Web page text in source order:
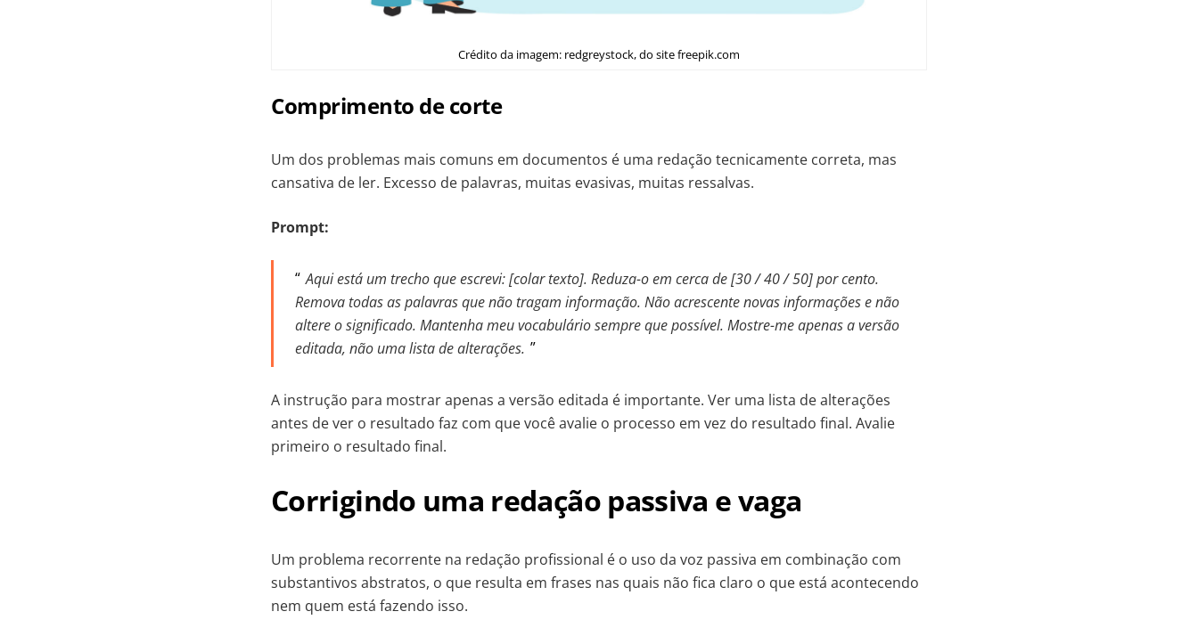
Crédito da imagem: redgreystock, do site freepik.com
Comprimento de corte
Um dos problemas mais comuns em documentos é uma redação tecnicamente correta, mas
cansativa de ler. Excesso de palavras, muitas evasivas, muitas ressalvas.
Prompt:
Aqui está um trecho que escrevi: [colar texto]. Reduza-o em cerca de [30 / 40 / 50] por cento.
Remova todas as palavras que não tragam informação. Não acrescente novas informações e não
altere o significado. Mantenha meu vocabulário sempre que possível. Mostre-me apenas a versão
editada, não uma lista de alterações.
A instrução para mostrar apenas a versão editada é importante. Ver uma lista de alterações
antes de ver o resultado faz com que você avalie o processo em vez do resultado final. Avalie
primeiro o resultado final.
Corrigindo uma redação passiva e vaga
Um problema recorrente na redação profissional é o uso da voz passiva em combinação com
substantivos abstratos, o que resulta em frases nas quais não fica claro o que está acontecendo
nem quem está fazendo isso.